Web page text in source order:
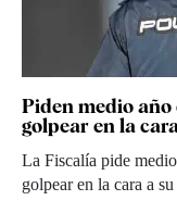
Piden medio
golpear en la
La Fiscalía pide
golpear en la cara a